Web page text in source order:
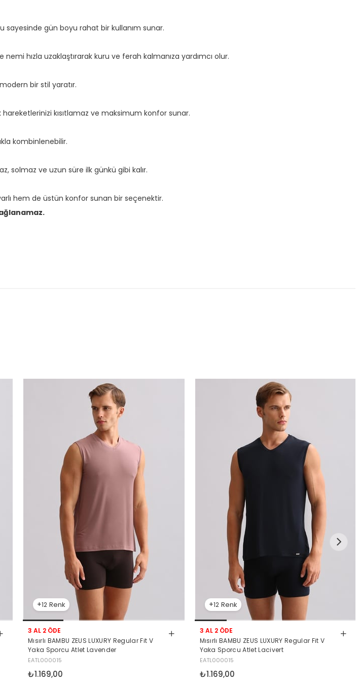
sayesinde gün boyu rahat bir kullanım sunar.
hızla uzaklaştırarak kuru ve ferah kalmanıza yardımcı olur.
bir stil yaratır.
kısıtlamaz ve maksimum konfor sunar.
kombinlenebilir.
solmaz ve uzun süre ilk günkü gibi kalır.
hem de üstün konfor sunan bir seçenektir.
12
3 AL 2 ÖDE
Mısırlı BAMBU ZEUS LUXURY Regular Fit V
Yaka Sporcu Atlet Lavender
EATL000015
₺1.169,00
12
3 AL 2 ÖDE
Mısırlı BAMBU ZEUS LUXURY Regular Fit V
Yaka Sporcu Atlet Lacivert
EATL000015
₺1.169,00